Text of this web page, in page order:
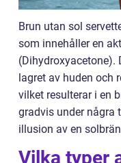
Brun utan sol
som innehåller en
(Dihydroxyacetone).
lagret av huden och
vilket resulterar i en
gradvis under några
illusion av en
Vilka typer